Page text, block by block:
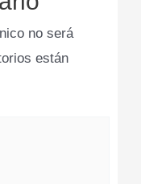
no será
están